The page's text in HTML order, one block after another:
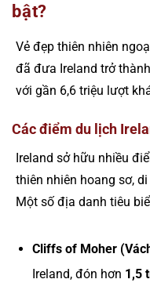
bật?
Vẻ đẹp thiên nhiên
đã đưa Ireland trở
với gần 6,6 triệu lượt
Các điểm du lịch
Ireland sở hữu nhiều
thiên nhiên hoang sơ,
Một số địa danh tiêu
Cliffs of Moher
Ireland, đón hơn 1,5